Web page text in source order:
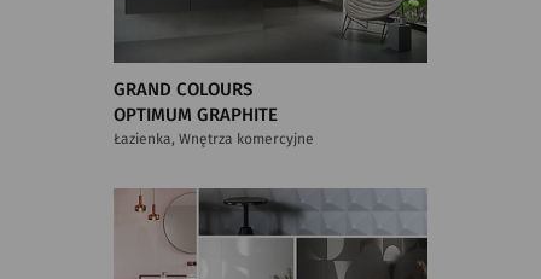
GRAND COLOURS
OPTIMUM GRAPHITE
Łazienka, Wnętrza komercyjne